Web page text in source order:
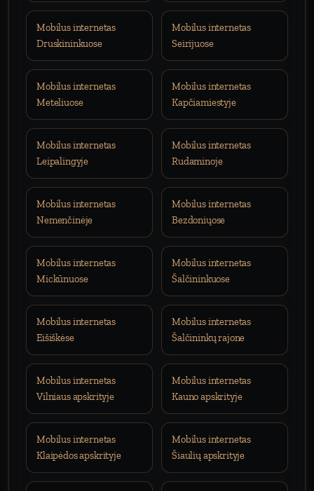
Mobilus internetas
Druskininkuose
Mobilus internetas
Seirijuose
Mobilus internetas
Meteliuose
Mobilus internetas
Kapčiamiestyje
Mobilus internetas
Leipalingyje
Mobilus internetas
Rudaminoje
Mobilus internetas
Nemenčinėje
Mobilus internetas
Bezdoniųose
Mobilus internetas
Mickūnuose
Mobilus internetas
Šalčininkuose
Mobilus internetas
Eišiškėse
Mobilus internetas
Šalčininkų rajone
Mobilus internetas
Vilniaus apskrityje
Mobilus internetas
Kauno apskrityje
Mobilus internetas
Klaipėdos apskrityje
Mobilus internetas
Šiaulių apskrityje